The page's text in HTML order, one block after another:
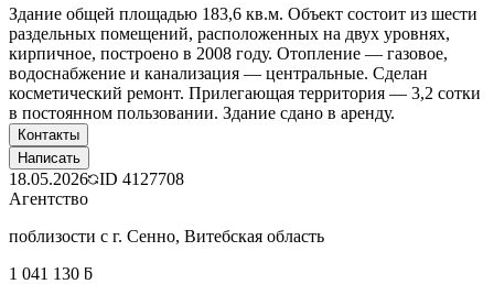
Здание общей площадью 183,6 кв.м. Объект состоит из шести
раздельных помещений, расположенных на двух уровнях,
кирпичное, построено в 2008 году. Отопление — газовое,
водоснабжение и канализация — центральные. Сделан
косметический ремонт. Прилегающая территория — 3,2 сотки
в постоянном пользовании. Здание сдано в аренду.
Контакты
Написать
18.05.2026 ID 4127708
Агентство
поблизости с г. Сенно, Витебская область
1 041 130 ƃ